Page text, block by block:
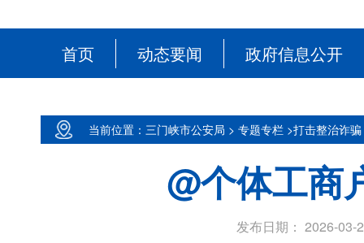
首页 动态要闻 政府信息公开
当前位置：三门峡市公安局 > 专题专栏 >打击整治诈
@个体工商
发布日期： 2026-03-